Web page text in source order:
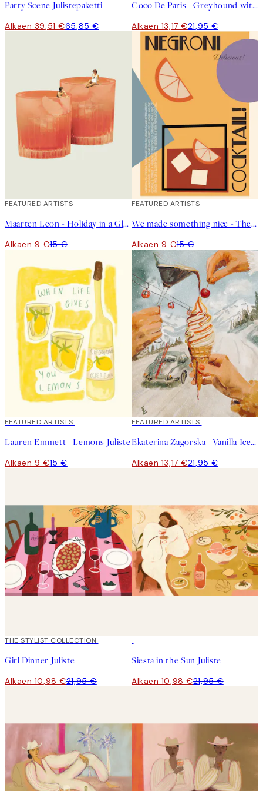
Party Scene Julistepaketti
Alkaen 39,51 €65,85 €
Coco De Paris - Greyhound with Wine Glass Juliste
Alkaen 13,17 €21,95 €
40%*
FEATURED ARTISTS
Maarten Leon - Holiday in a Glass No2 Juliste
Alkaen 9 €15 €
40%*
FEATURED ARTISTS
We made something nice - The Negroni Juliste
Alkaen 9 €15 €
40%*
FEATURED ARTISTS
Lauren Emmett - Lemons Juliste
Alkaen 9 €15 €
40%*
FEATURED ARTISTS
Ekaterina Zagorska - Vanilla Ice Juliste
Alkaen 13,17 €21,95 €
50%*
THE STYLIST COLLECTION
Girl Dinner Juliste
Alkaen 10,98 €21,95 €
Siesta in the Sun Juliste
Alkaen 10,98 €21,95 €